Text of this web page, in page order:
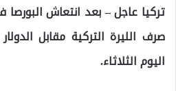
تركيا عاجل – بعد انتعاش
صرف الليرة التركية مقابل
اليوم الثلاثاء.